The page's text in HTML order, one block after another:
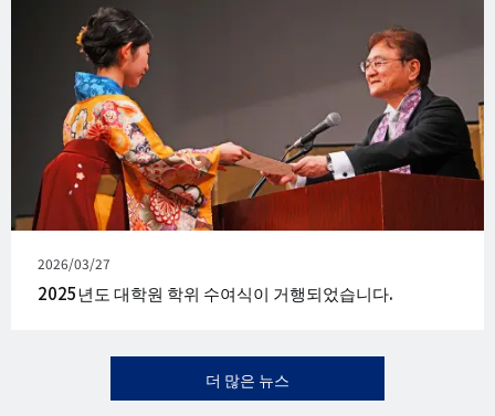
발
행
일
2026/03/27
2025년도 대학원 학위 수여식이 거행되었습니다.
더 많은 뉴스